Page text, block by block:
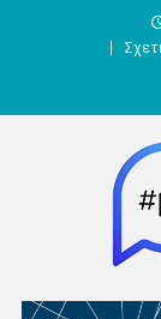
Pieria